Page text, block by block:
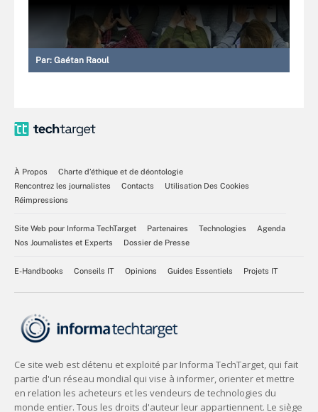
Par: Gaétan Raoul
À Propos
Charte d’éthique et de déontologie
Rencontrez les journalistes
Contacts
Utilisation Des Cookies
Réimpressions
Site Web pour Informa TechTarget Partenaires Technologies
Agenda
Nos Journalistes et Experts
Dossier de Presse
E-Handbooks Conseils IT Opinions Guides Essentiels Projets IT